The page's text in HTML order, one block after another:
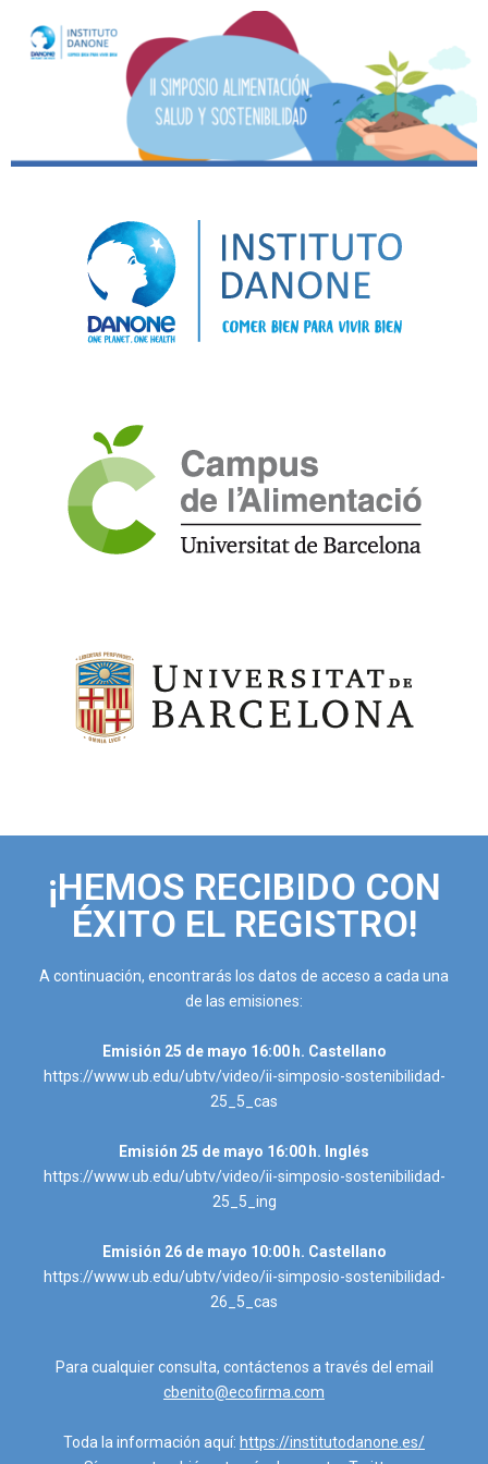
¡HEMOS RECIBIDO CON
ÉXITO EL REGISTRO!
A continuación, encontrarás los datos de acceso a cada una
de las emisiones:
Emisión 25 de mayo 16:00 h. Castellano
https://www.ub.edu/ubtv/video/ii-simposio-sostenibilidad-
25_5_cas
Emisión 25 de mayo 16:00 h. Inglés
https://www.ub.edu/ubtv/video/ii-simposio-sostenibilidad-
25_5_ing
Emisión 26 de mayo 10:00 h. Castellano
https://www.ub.edu/ubtv/video/ii-simposio-sostenibilidad-
26_5_cas
Para cualquier consulta, contáctenos a través del email
cbenito@ecofirma.com
Toda la información aquí: https://institutodanone.es/